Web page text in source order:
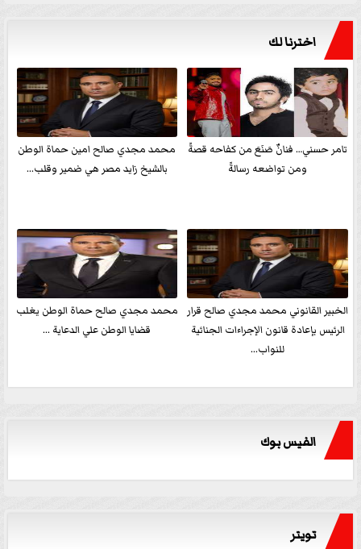
اخترنا لك
تامر حسني… فنانٌ صَنَعَ من كفاحه قصةً
ومن تواضعه رسالةً
محمد مجدي صالح امين حماة الوطن
بالشيخ زايد مصر هي ضمير وقلب...
الخبير القانوني محمد مجدي صالح قرار
الرئيس بإعادة قانون الإجراءات الجنائية
للنواب...
محمد مجدي صالح حماة الوطن يغلب
قضايا الوطن علي الدعاية ...
الفيس بوك
تويتر